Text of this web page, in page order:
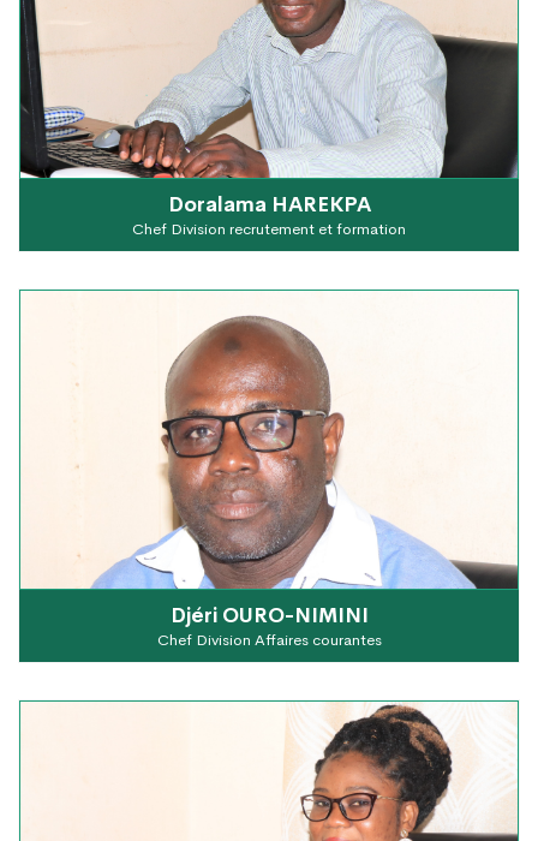
Doralama HAREKPA
Chef Division recrutement et formation
Djéri OURO-NIMINI
Chef Division Affaires courantes